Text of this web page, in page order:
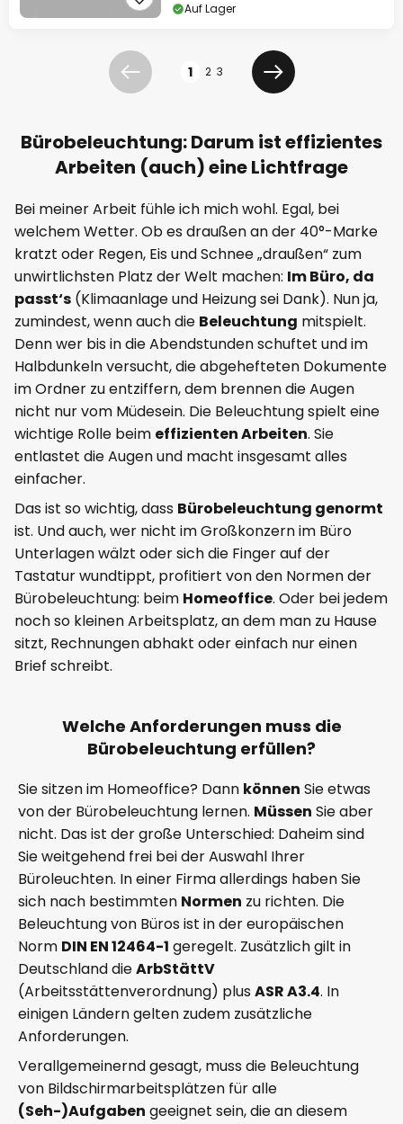
Auf Lager
Zurück 1 2 3
Weiter
Bürobeleuchtung: Darum ist effizientes
Arbeiten (auch) eine Lichtfrage
Bei meiner Arbeit fühle ich mich wohl. Egal, bei
welchem Wetter. Ob es draußen an der 40°-Marke
kratzt oder Regen, Eis und Schnee „draußen“ zum
unwirtlichsten Platz der Welt machen: Im Büro, da
passt‘s (Klimaanlage und Heizung sei Dank). Nun ja,
zumindest, wenn auch die Beleuchtung mitspielt.
Denn wer bis in die Abendstunden schuftet und im
Halbdunkeln versucht, die abgehefteten Dokumente
im Ordner zu entziffern, dem brennen die Augen
nicht nur vom Müdesein. Die Beleuchtung spielt eine
wichtige Rolle beim effizienten Arbeiten. Sie
entlastet die Augen und macht insgesamt alles
einfacher.
Das ist so wichtig, dass Bürobeleuchtung genormt
ist. Und auch, wer nicht im Großkonzern im Büro
Unterlagen wälzt oder sich die Finger auf der
Tastatur wundtippt, profitiert von den Normen der
Bürobeleuchtung: beim Homeoffice. Oder bei jedem
noch so kleinen Arbeitsplatz, an dem man zu Hause
sitzt, Rechnungen abhakt oder einfach nur einen
Brief schreibt.
Welche Anforderungen muss die
Bürobeleuchtung erfüllen?
Sie sitzen im Homeoffice? Dann können Sie etwas
von der Bürobeleuchtung lernen. Müssen Sie aber
nicht. Das ist der große Unterschied: Daheim sind
Sie weitgehend frei bei der Auswahl Ihrer
Büroleuchten. In einer Firma allerdings haben Sie
sich nach bestimmten Normen zu richten. Die
Beleuchtung von Büros ist in der europäischen
Norm DIN EN 12464-1 geregelt. Zusätzlich gilt in
Deutschland dieArbStättV
(Arbeitsstättenverordnung) plusASR A3.4. In
einigen Ländern gelten zudem zusätzliche
Anforderungen.
Verallgemeinernd gesagt, muss die Beleuchtung
von Bildschirmarbeitsplätzen für alle
(Seh-)Aufgaben geeignet sein, die an diesem